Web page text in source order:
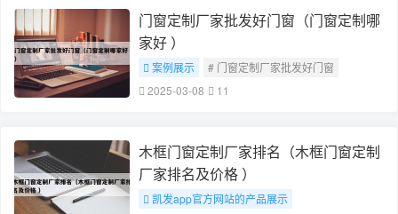
门窗定制厂家批发好门窗（门窗定制哪
家好 ）
案例展示
# 门窗定制厂家批发好门窗
2025-03-08
11
木框门窗定制厂家排名（木框门窗定制
厂家排名及价格 ）
凯发app官方网站的产品展示